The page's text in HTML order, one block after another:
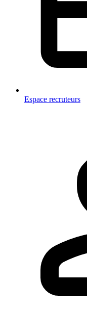
Espace recruteurs